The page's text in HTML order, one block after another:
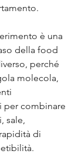
è una
della food
perché
molecola,
per combinare
sale,
di